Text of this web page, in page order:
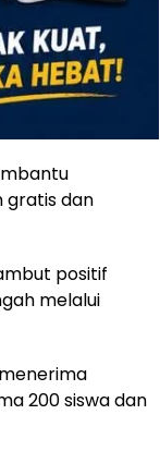
gratis dan
positif
melalui
200 siswa dan